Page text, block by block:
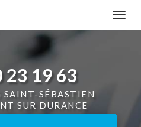
23 19 63
SAINT-SÉBASTIEN
SUR DURANCE